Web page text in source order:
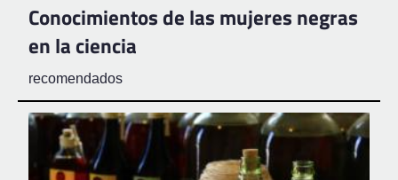
Conocimientos de las mujeres negras
en la ciencia
recomendados